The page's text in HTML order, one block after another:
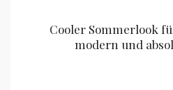
Cooler Sommerlook
modern und